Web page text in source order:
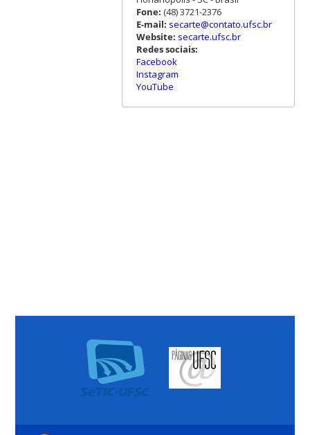
Fone: (48) 3721-2376
E-mail: secarte@contato.ufsc.br
Website: secarte.ufsc.br
Redes sociais:
Facebook
Instagram
YouTube